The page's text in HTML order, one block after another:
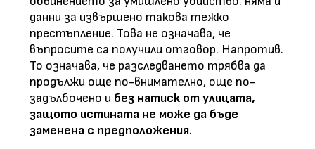
данни за извършено такова тежко
престъпление. Това не означава, че
въпросите са получили отговор. Напротив.
То означава, че разследването трябва да
продължи още по-внимателно, още по-
задълбочено и без натиск от улицата,
защото истината не може да бъде
заменена с предположения.